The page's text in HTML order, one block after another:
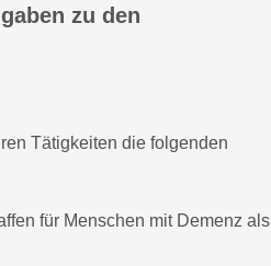
zu den
Tätigkeiten die folgenden
für Menschen mit Demenz als